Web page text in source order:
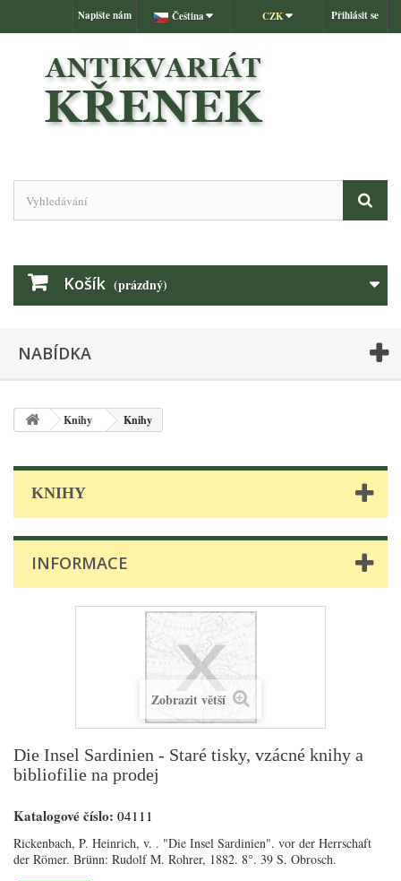
Přihlásit se
CZK
Čeština
Napište nám
Košík (prázdný)
NABÍDKA
Knihy Knihy
KNIHY
INFORMACE
Zobrazit větší
Die Insel Sardinien - Staré tisky, vzácné knihy a
bibliofilie na prodej
Katalogové číslo: 04111
Rickenbach, P. Heinrich, v. . "Die Insel Sardinien". vor der Herrschaft
der Römer. Brünn: Rudolf M. Rohrer, 1882. 8°. 39 S. Obrosch.